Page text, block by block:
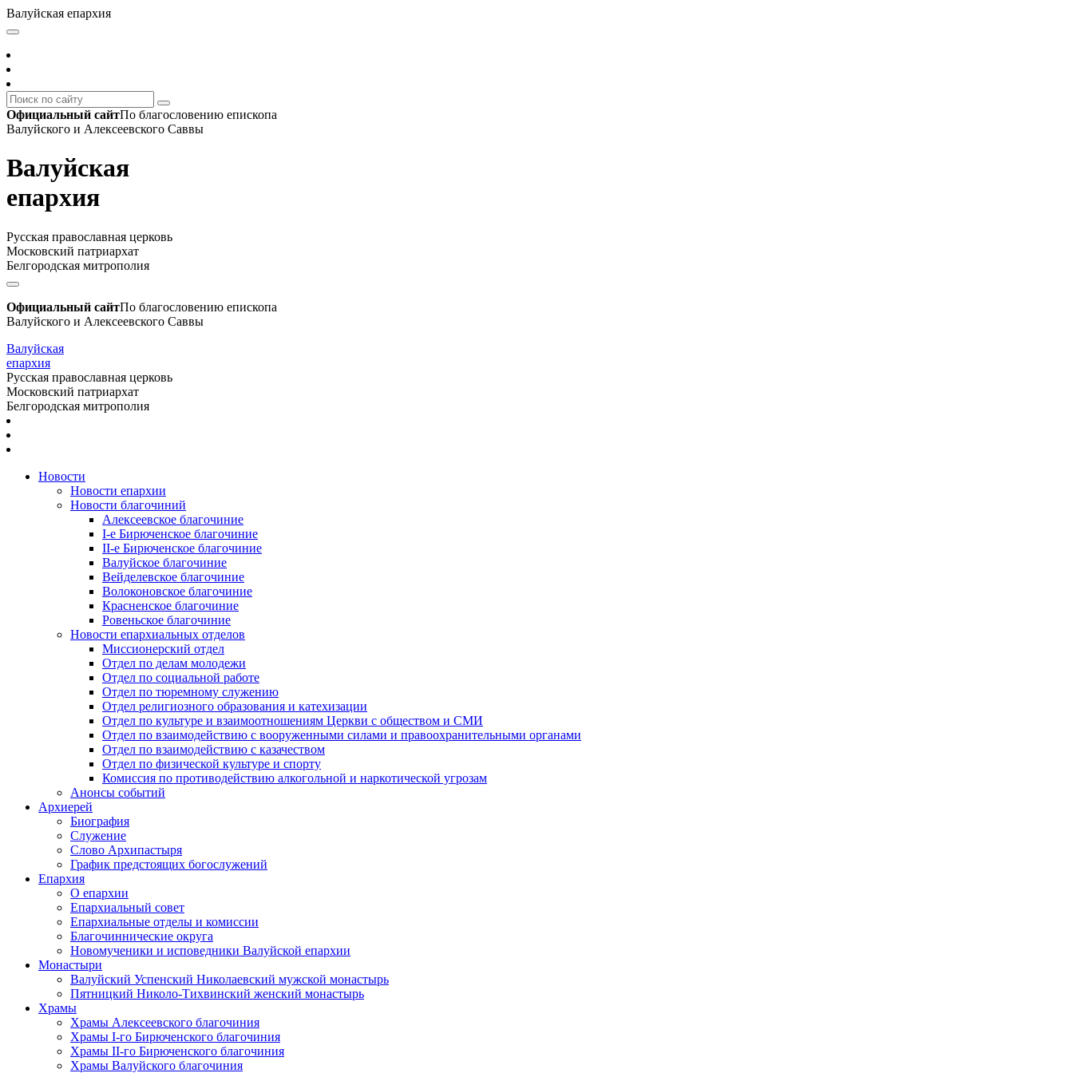
Валуйская епархия
Официальный сайтПо благословению епископа
Валуйского и Алексеевского Саввы
Валуйская
епархия
Русская православная церковь
Московский патриархат
Белгородская митрополия
Официальный сайтПо благословению епископа
Валуйского и Алексеевского Саввы
Валуйская
епархия
Русская православная церковь
Московский патриархат
Белгородская митрополия
Новости
Новости епархии
Новости благочиний
Алексеевское благочиние
I-е Бирюченское благочиние
II-е Бирюченское благочиние
Валуйское благочиние
Вейделевское благочиние
Волоконовское благочиние
Красненское благочиние
Ровеньское благочиние
Новости епархиальных отделов
Миссионерский отдел
Отдел по делам молодежи
Отдел по социальной работе
Отдел по тюремному служению
Отдел религиозного образования и катехизации
Отдел по культуре и взаимоотношениям Церкви с обществом и СМИ
Отдел по взаимодействию с вооруженными силами и правоохранительными органами
Отдел по взаимодействию с казачеством
Отдел по физической культуре и спорту
Комиссия по противодействию алкогольной и наркотической угрозам
Анонсы событий
Архиерей
Биография
Служение
Слово Архипастыря
График предстоящих богослужений
Епархия
О епархии
Епархиальный совет
Епархиальные отделы и комиссии
Благочиннические округа
Новомученики и исповедники Валуйской епархии
Монастыри
Валуйский Успенский Николаевский мужской монастырь
Пятницкий Николо-Тихвинский женский монастырь
Храмы
Храмы Алексеевского благочиния
Храмы I-го Бирюченского благочиния
Храмы II-го Бирюченского благочиния
Храмы Валуйского благочиния